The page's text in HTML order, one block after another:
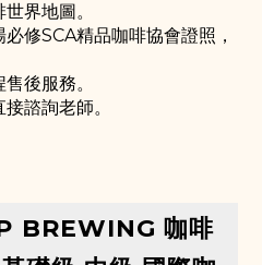
界地圖。
修SCA精品咖啡協會證照，
後服務。
諮詢老師。
BREWING 咖啡